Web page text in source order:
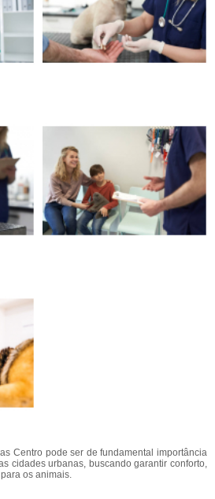
Centro pode ser de fundamental importância
cidades urbanas, buscando garantir conforto,
os animais.